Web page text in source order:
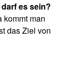
es sein?
kommt man
das Ziel von